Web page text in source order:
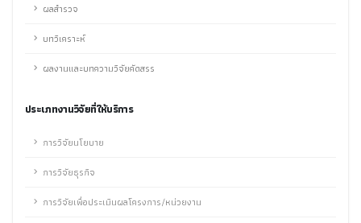
ผลสำรวจ
บทวิเคราะห์
ผลงานและบทความวิจัยคัดสรร
ประเภทงานวิจัยที่ให้บริการ
การวิจัยนโยบาย
การวิจัยธุรกิจ
การวิจัยเพื่อประเมินผลโครงการ/หน่วยงาน